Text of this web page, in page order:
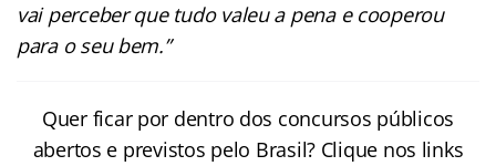
vai perceber que tudo valeu a pena e cooperou
para o seu bem.”
Quer ficar por dentro dos concursos públicos
abertos e previstos pelo Brasil? Clique nos links